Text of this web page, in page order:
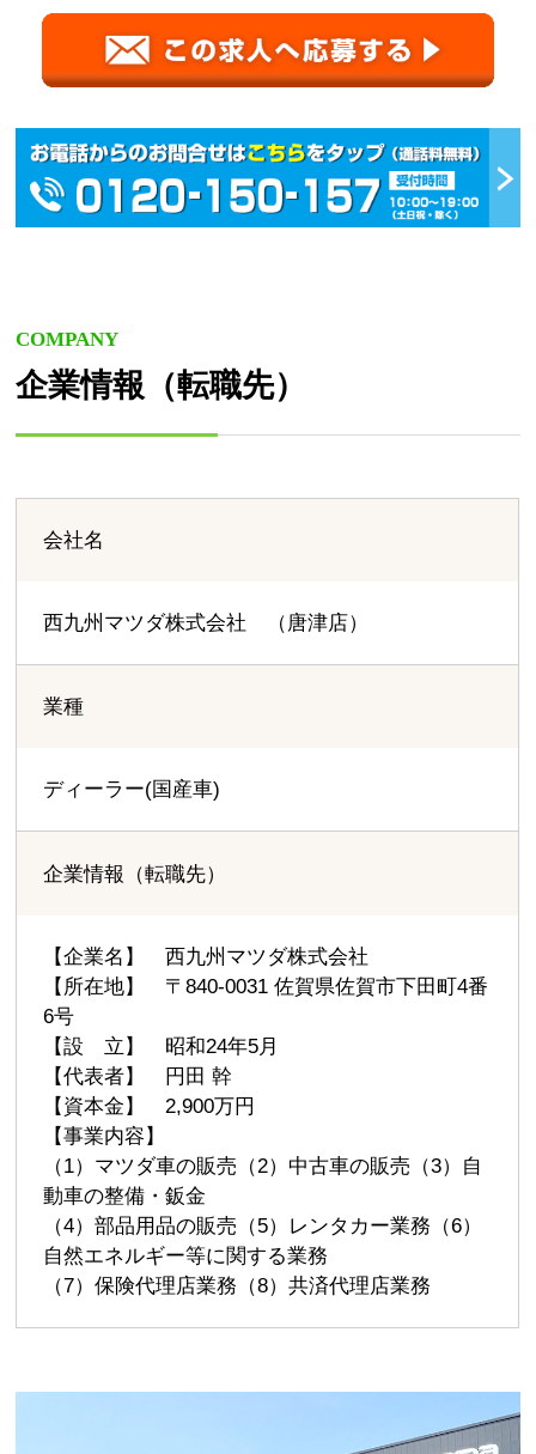
COMPANY
企業情報（転職先）
会社名
西九州マツダ株式会社 （唐津店）
業種
ディーラー(国産車)
企業情報（転職先）
【企業名】 西九州マツダ株式会社
【所在地】 〒840-0031 佐賀県佐賀市下田町4番
6号
【設 立】 昭和24年5月
【代表者】 円田 幹
【資本金】 2,900万円
【事業内容】
（1）マツダ車の販売（2）中古車の販売（3）自
動車の整備・鈑金
（4）部品用品の販売（5）レンタカー業務（6）
自然エネルギー等に関する業務
（7）保険代理店業務（8）共済代理店業務